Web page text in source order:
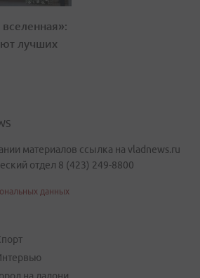
лучших
материалов ссылка на vladnews.ru
отдел 8 (423) 249-8800
данных